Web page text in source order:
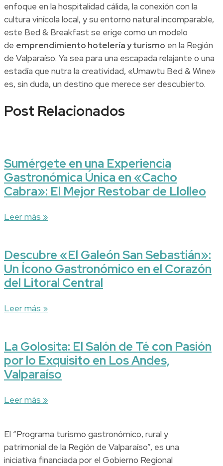
enfoque en la hospitalidad cálida, la conexión con la
cultura vinícola local, y su entorno natural incomparable,
este Bed & Breakfast se erige como un modelo
de emprendimiento hotelería y turismo en la Región
de Valparaíso. Ya sea para una escapada relajante o una
estadía que nutra la creatividad, «Umawtu Bed & Wine»
es, sin duda, un destino que merece ser descubierto.
Post Relacionados
Sumérgete en una Experiencia
Gastronómica Única en «Cacho
Cabra»: El Mejor Restobar de Llolleo
Leer más »
Descubre «El Galeón San Sebastián»:
Un Ícono Gastronómico en el Corazón
del Litoral Central
Leer más »
La Golosita: El Salón de Té con Pasión
por lo Exquisito en Los Andes,
Valparaíso
Leer más »
El “Programa turismo gastronómico, rural y
patrimonial de la Región de Valparaíso”, es una
iniciativa financiada por el Gobierno Regional